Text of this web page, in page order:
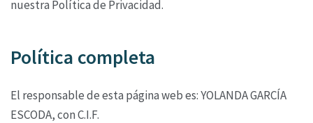
nuestra Política de Privacidad.
Política completa
El responsable de esta página web es: YOLANDA GARCÍA
ESCODA, con C.I.F.